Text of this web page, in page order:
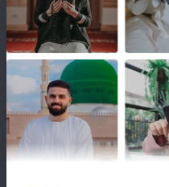
Haji Naji Memorial Trust
લિંક્સ